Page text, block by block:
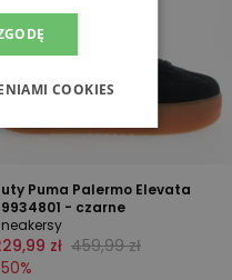
Puma Palermo Elevata
- czarne
zł 459,99 zł
50%
COOKIES